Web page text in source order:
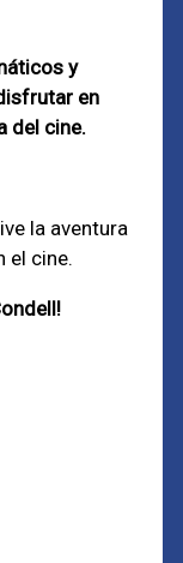
y
en
del cine.
la aventura
el cine.